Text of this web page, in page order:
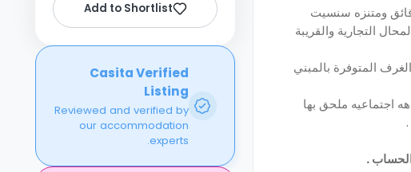
الطلابية المتوفر ببرامنجهام بالقرب من العديد من الاماكن الترفيهية حيث تقع سني وورلد علي بعد نحو 10 دقائق ومتنزه سنسيت
التجارية والقريبة
المتوفرة بالمبني
اجتماعيه ملحق بها
Add to Shortlist
Casita Verified
Listing
Reviewed and verified by
our accommodation
experts.